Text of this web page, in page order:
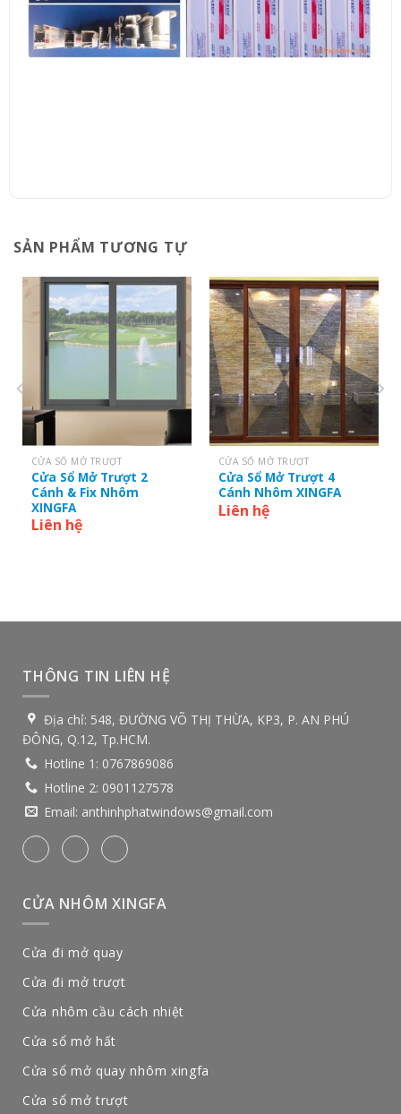
SẢN PHẨM TƯƠNG TỰ
CỬA SỔ MỞ TRƯỢT
Cửa Sổ Mở Trượt 2
Cánh & Fix Nhôm
XINGFA
Liên hệ
CỬA SỔ MỞ TRƯỢT
Cửa Sổ Mở Trượt 4
Cánh Nhôm XINGFA
Liên hệ
THÔNG TIN LIÊN HỆ
Địa chỉ: 548, ĐƯỜNG VÕ THỊ THỪA, KP3, P. AN PHÚ
ĐÔNG, Q.12, Tp.HCM.
Hotline 1: 0767869086
Hotline 2: 0901127578
Email: anthinhphatwindows@gmail.com
CỬA NHÔM XINGFA
Cửa đi mở quay
Cửa đi mở trượt
Cửa nhôm cầu cách nhiệt
Cửa sổ mở hất
Cửa sổ mở quay nhôm xingfa
Cửa sổ mở trượt